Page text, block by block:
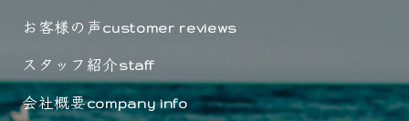
お客様の声customer reviews
スタッフ紹介staff
会社概要company info